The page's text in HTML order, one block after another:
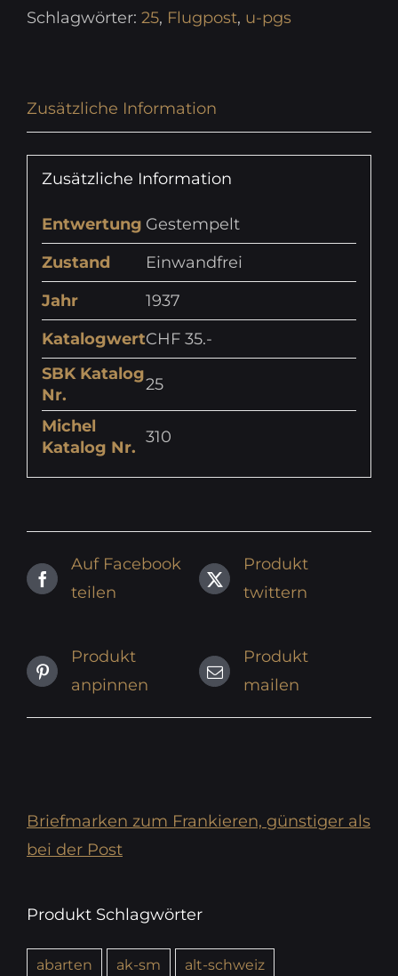
Schlagwörter: 25, Flugpost, u-pgs
Zusätzliche Information
Zusätzliche Information
Entwertung Gestempelt
Zustand
Einwandfrei
Jahr
1937
KatalogwertCHF 35.-
SBK Katalog
Nr.
25
Michel
Katalog Nr.
310
Auf Facebook
teilen
Produkt
twittern
Produkt
anpinnen
Produkt
mailen
Briefmarken zum Frankieren, günstiger als
bei der Post
Produkt Schlagwörter
abarten ak-sm
alt-schweiz